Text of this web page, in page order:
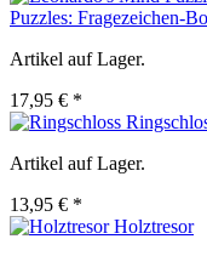
Puzzles: Fragezeichen-
Artikel auf Lager.
17,95 € *
Artikel auf Lager.
13,95 € *
Holztresor